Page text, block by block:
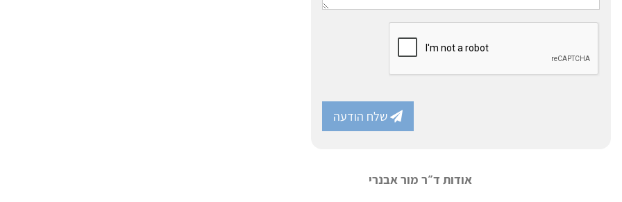
שלח הודעה
אודות ד״ר מור אבנרי